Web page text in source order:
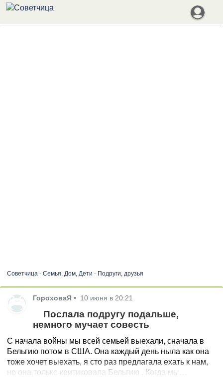
Советчица- Семья, Дом, Дети - Подруги, друзья
ГороховаЯ • 10 июня в 20:21
Послала подругу подальше,
немного мучает совесть
С начала войны мы всей семьей выехали, сначала в
Бельгию потом в США. Она каждый день ныла как она
тоже хочет выехать, я сто раз предлагала ехать к нам,
но она только критиковала Бельгию . Когда мы